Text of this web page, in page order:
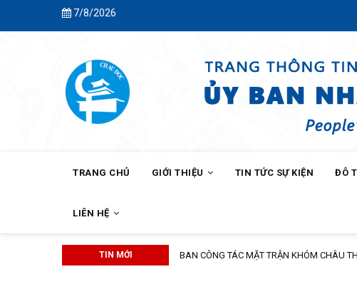
7/8/2026 Chào
NAVIGATION
TRANG CHỦ GIỚI THIỆU TIN TỨC SỰ KIỆN ĐÔ
LIÊN HỆ
TIN MỚI BAN CÔNG TÁC MẶT TRẬN KHÓM CHÂU